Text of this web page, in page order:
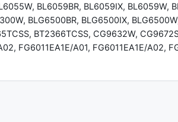
BL6059BR, BL6059IX, BL6059W,
BLG6500BR, BLG6500IX,
BT2366TCSS, CG9632W,
FG6011EA1E/A01, FG6011EA1E/A02,